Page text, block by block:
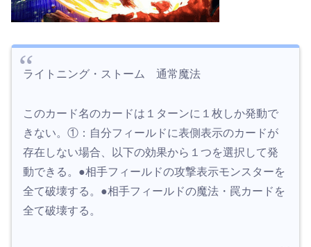
ライトニング・ストーム 通常魔法
このカード名のカードは１ターンに１枚しか発動で
きない。①：自分フィールドに表側表示のカードが
存在しない場合、以下の効果から１つを選択して発
動できる。●相手フィールドの攻撃表示モンスターを
全て破壊する。●相手フィールドの魔法・罠カードを
全て破壊する。